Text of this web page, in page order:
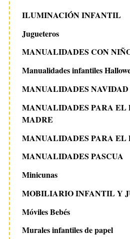
ILUMINACIÓN INFANTIL
Jugueteros
MANUALIDADES CON
Manualidades infantiles
MANUALIDADES NAVIDAD
MANUALIDADES PARA EL
MADRE
MANUALIDADES PARA EL
MANUALIDADES PASCUA
Minicunas
MOBILIARIO INFANTIL Y
Móviles Bebés
Murales infantiles de papel